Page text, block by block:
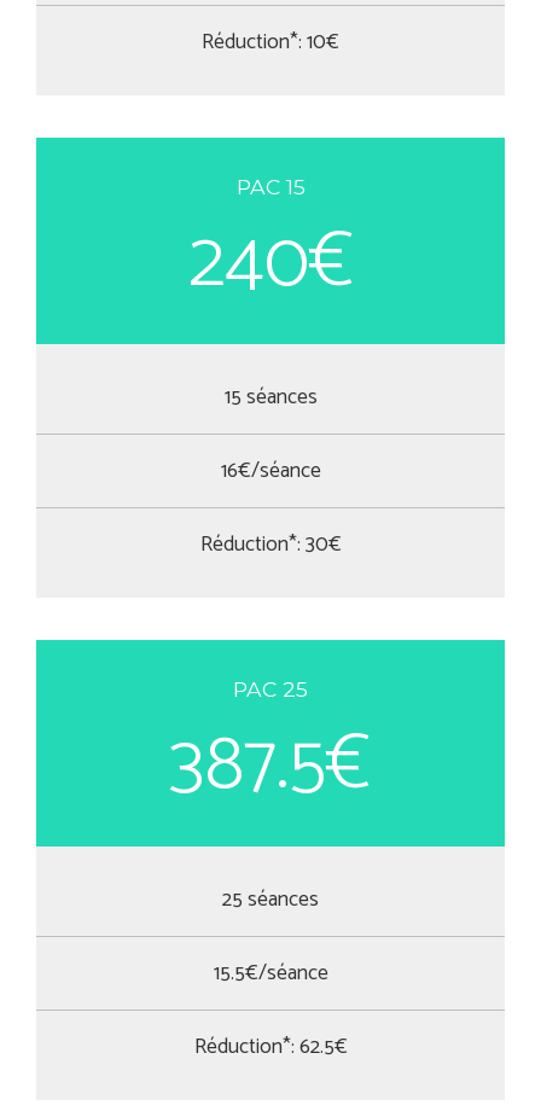
Réduction*: 10€
PAC 15
240€
15 séances
16€/séance
Réduction*: 30€
PAC 25
387.5€
25 séances
15.5€/séance
Réduction*: 62.5€